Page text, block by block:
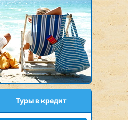
Туры в кредит